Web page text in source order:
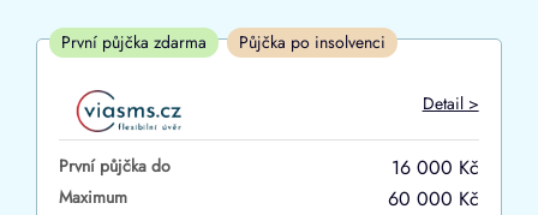
Od
První půjčka zdarma
–
První půjčka zdarma Půjčka po insolvenci
Detail >
První půjčka do 16 000 Kč
Maximum 60 000 Kč